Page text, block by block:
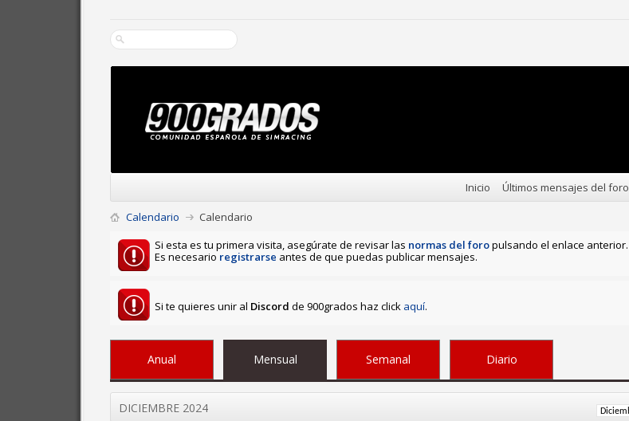
Inicio Últimos mensajes del foro
Calendario
Calendario
Si esta es tu primera visita, asegúrate de revisar las normas del foropulsando el enlace anterior.
Es necesario registrarse antes de que puedas publicar mensajes.
Si te quieres unir al Discord de 900grados haz click aquí.
Anual Mensual Semanal Diario
DICIEMBRE 2024